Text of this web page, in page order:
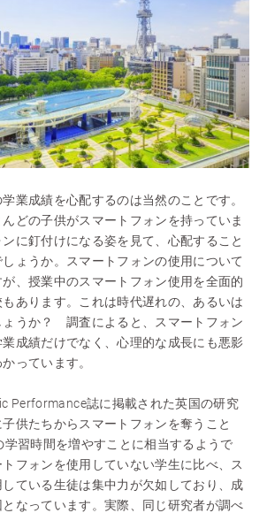
業成績を心配するのは当然のことです。
どの子供がスマートフォンを持っていま
に釘付けになる姿を見て、心配すること
ょうか。スマートフォンの使用について
、授業中のスマートフォン使用を全面的
あります。これは時代遅れの、あるいは
ょうか？ 調査によると、スマートフォン
成績だけでなく、心理的な成長にも悪影
っています。
Performance誌に掲載された英国の研究
供たちからスマートフォンを奪うこと
習時間を増やすことに相当するようで
フォンを使用していない学生に比べ、ス
ている生徒は集中力が欠如しており、成
なっています。実際、同じ研究者が調べ